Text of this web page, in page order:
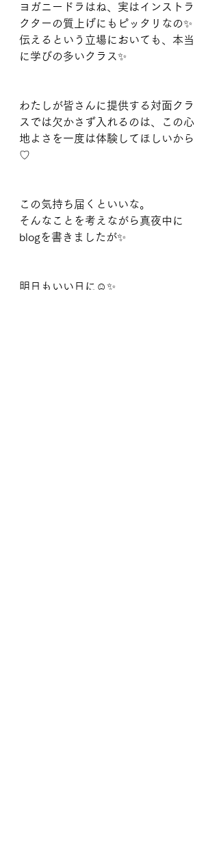
ヨガニードラはね、実はインストラ
クターの質上げにもピッタリなの✨
伝えるという立場においても、本当
に学びの多いクラス✨
わたしが皆さんに提供する対面クラ
スでは欠かさず入れるのは、この心
地よさを一度は体験してほしいから
♡
この気持ち届くといいな。
そんなことを考えながら真夜中に
blogを書きましたが✨
明日もいい日に☺️✨